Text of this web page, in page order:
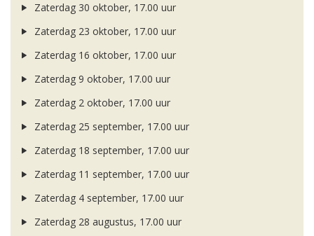
Zaterdag 30 oktober, 17.00 uur
Zaterdag 23 oktober, 17.00 uur
Zaterdag 16 oktober, 17.00 uur
Zaterdag 9 oktober, 17.00 uur
Zaterdag 2 oktober, 17.00 uur
Zaterdag 25 september, 17.00 uur
Zaterdag 18 september, 17.00 uur
Zaterdag 11 september, 17.00 uur
Zaterdag 4 september, 17.00 uur
Zaterdag 28 augustus, 17.00 uur